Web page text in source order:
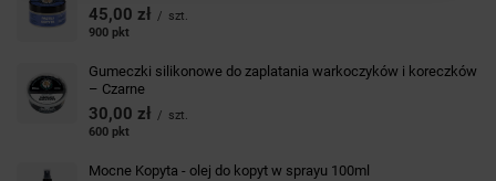
45,00 zł / szt.
900 pkt
Gumeczki silikonowe do zaplatania warkoczyków i koreczków
– Czarne
30,00 zł / szt.
600 pkt
Mocne Kopyta - olej do kopyt w sprayu 100ml